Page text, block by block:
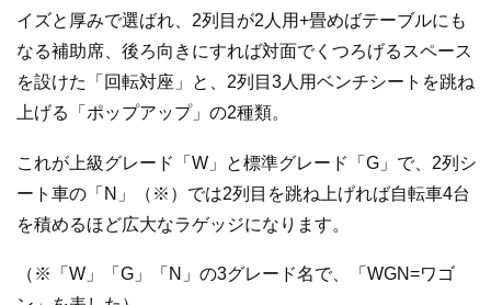
イズと厚みで選ばれ、2列目が2人用+畳めばテーブルにも
なる補助席、後ろ向きにすれば対面でくつろげるスペース
を設けた「回転対座」と、2列目3人用ベンチシートを跳ね
上げる「ポップアップ」の2種類。
これが上級グレード「W」と標準グレード「G」で、2列シ
ート車の「N」（※）では2列目を跳ね上げれば自転車4台
を積めるほど広大なラゲッジになります。
（※「W」「G」「N」の3グレード名で、「WGN=ワゴ